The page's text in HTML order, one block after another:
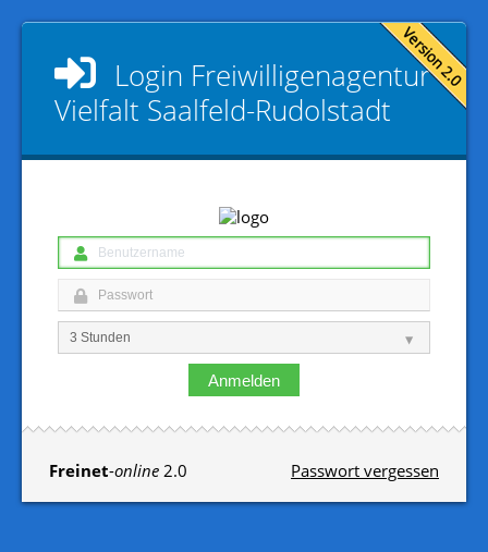
Login Freiwilligen­agentur
Vielfalt Saalfeld-Rudolstadt
Anmelden
Passwort vergessen
Freinet-online 2.0